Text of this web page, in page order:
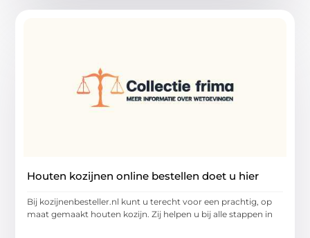
Houten kozijnen online bestellen doet u hier
Bij kozijnenbesteller.nl kunt u terecht voor een prachtig, op
maat gemaakt houten kozijn. Zij helpen u bij alle stappen in